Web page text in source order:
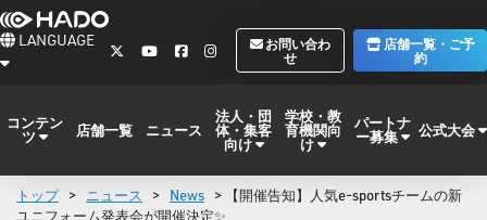
LANGUAGE
お問い合わ
せ
店舗一覧・ご予
約
コンテン
ツ 店舗一覧 ニュース
法人・団
体・集客
向け
学校・教
育機関向
け
パートナ
ー募集 公式大会
トップ > ニュース > News > 【開催告知】人気e-sportsチームの新
ユニフォーム発表会が開催決定✨